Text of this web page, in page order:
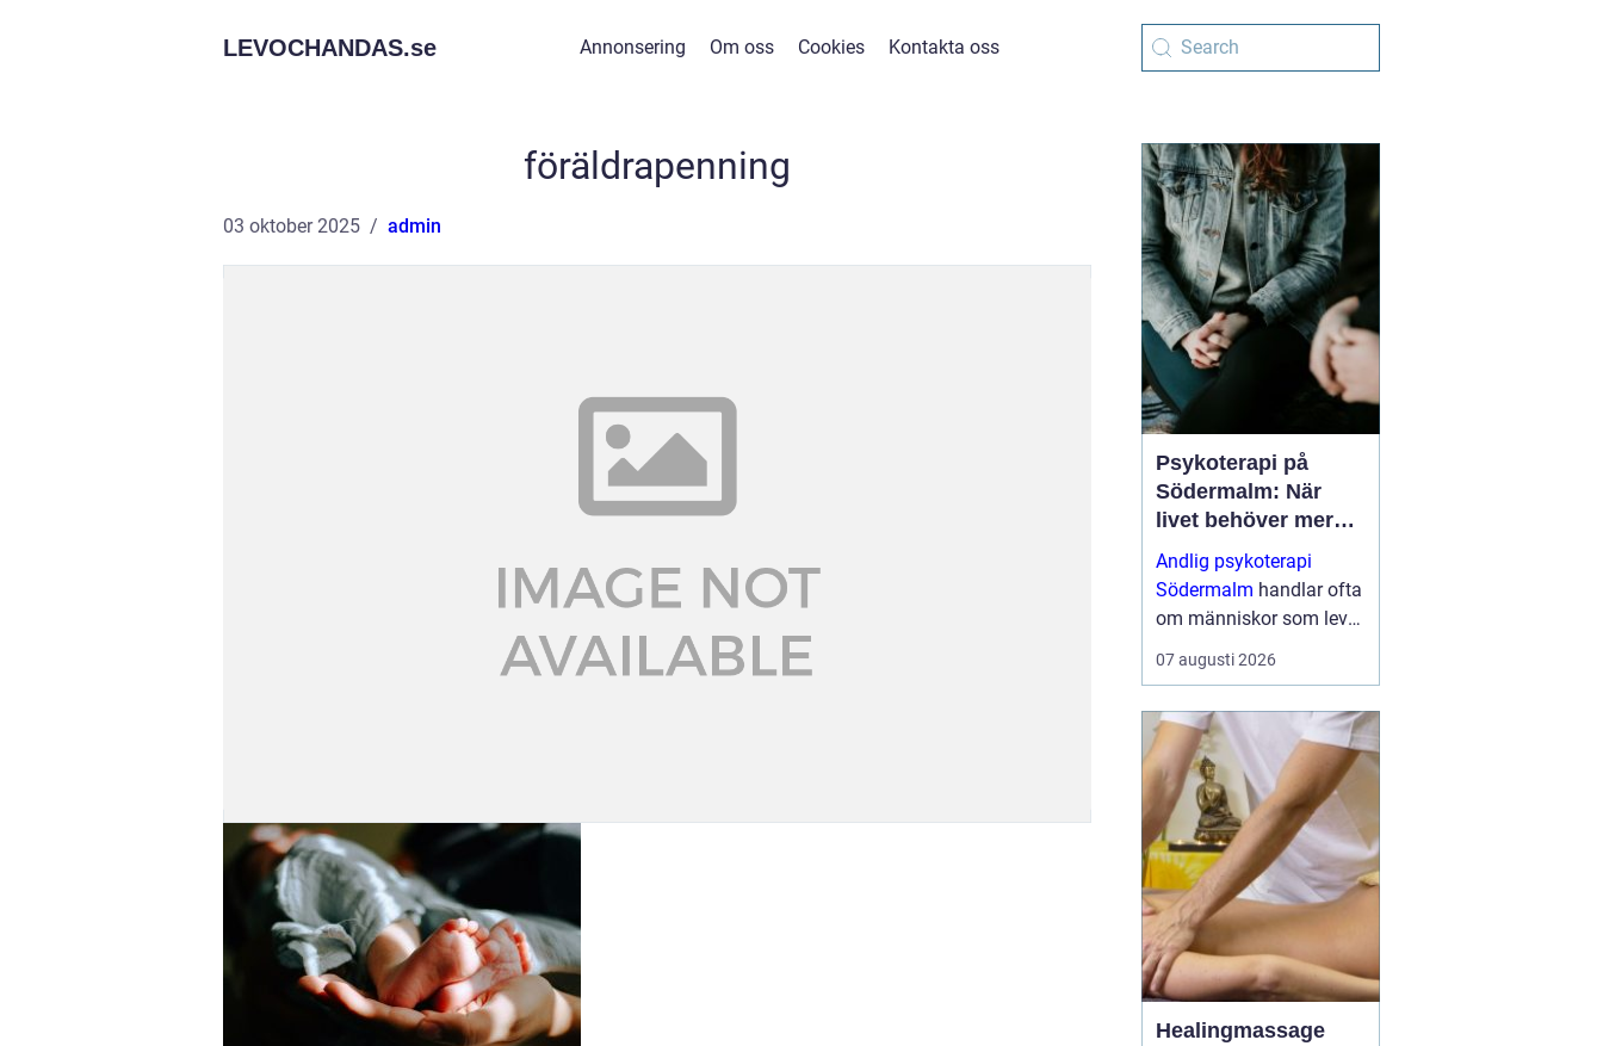
LEVOCHANDAS.se Annonsering Om oss Cookies Kontakta oss
föräldrapenning
03 oktober 2025 admin
Psykoterapi på
Södermalm: När
livet behöver mer
utrymme
Andlig psykoterapi
Södermalm handlar ofta
om människor som lever
i ett högt tempo, mitt i
stadens puls, men som
07 augusti 2026
Healingmassage